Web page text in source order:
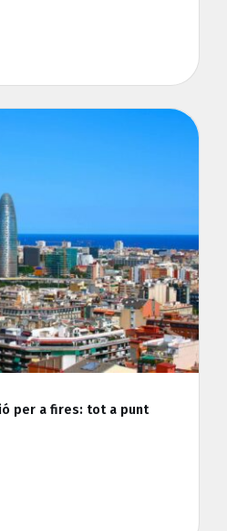
per a fires: tot a punt